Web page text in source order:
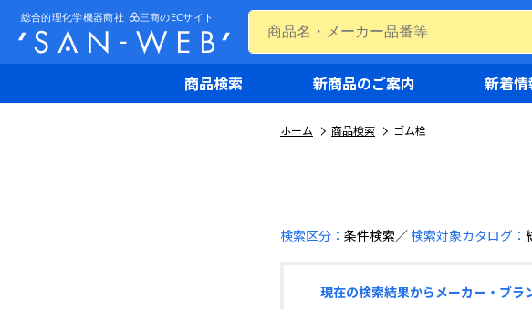
商品検索 新商品のご案内 新着
ホーム 商品検索 ゴム栓
検索区分： 条件検索 検索対象カタログ：
現在の検索結果からメーカー・ブラ